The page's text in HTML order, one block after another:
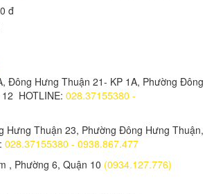
- Intel Core i5 - 2520M .( TH2)(đồ họa ) -
XSTAR
PC- DDR4
đ
Đông Hưng Thuận 21- KP 1A, Phường Đông
HOTLINE: 028.37155380 -
Hưng Thuận 23, Phường Đông Hưng Thuận,
028.37155380 - 0938.867.477
, Phường 6, Quận 10 (0934.127.776)